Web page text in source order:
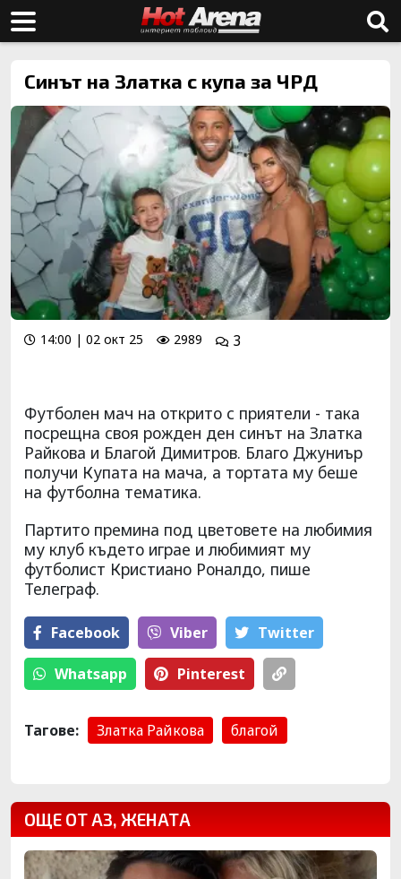
Синът на Златка с купа за ЧРД
14:00 | 02 окт 25 2989 3
Футболен мач на открито с приятели - така
посрещна своя рожден ден синът на Златка
Райкова и Благой Димитров. Благо Джуниър
получи Купата на мача, а тортата му беше
на футболна тематика.
Партито премина под цветовете на любимия
му клуб където играе и любимият му
футболист Кристиано Роналдо, пише
Телеграф.
Facebook Viber Тwitter
Whatsapp Pinterest
Тагове: Златка Райкова благой
ОЩЕ ОТ АЗ, ЖЕНАТА